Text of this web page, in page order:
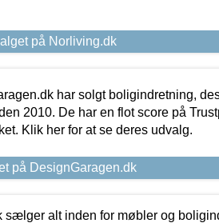
på Norliving.dk
har solgt boligindretning,
2010. De har en flot score på
Klik her for at se deres udvalg.
på DesignGaragen.dk
sælger alt inden for møbler og